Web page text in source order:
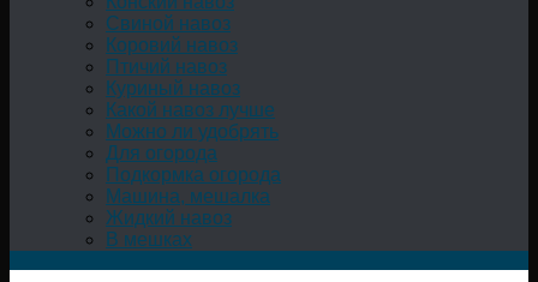
Свиной навоз
Коровий навоз
Птичий навоз
Куриный навоз
Какой навоз лучше
Можно ли удобрять
Для огорода
Подкормка огорода
Машина, мешалка
Жидкий навоз
В мешках